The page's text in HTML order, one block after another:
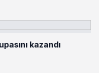
kazandı